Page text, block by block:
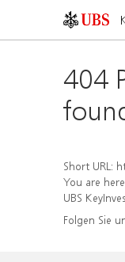
404
Short URL:
You are
UBS
Folgen Sie